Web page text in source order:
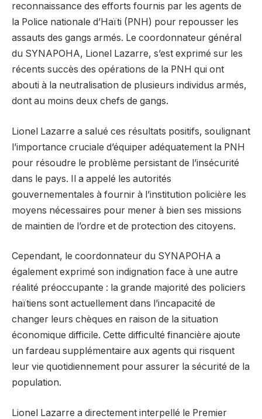
reconnaissance des efforts fournis par les agents de
la Police nationale d’Haïti (PNH) pour repousser les
assauts des gangs armés. Le coordonnateur général
du SYNAPOHA, Lionel Lazarre, s’est exprimé sur les
récents succès des opérations de la PNH qui ont
abouti à la neutralisation de plusieurs individus armés,
dont au moins deux chefs de gangs.
Lionel Lazarre a salué ces résultats positifs, soulignant
l’importance cruciale d’équiper adéquatement la PNH
pour résoudre le problème persistant de l’insécurité
dans le pays. Il a appelé les autorités
gouvernementales à fournir à l’institution policière les
moyens nécessaires pour mener à bien ses missions
de maintien de l’ordre et de protection des citoyens.
Cependant, le coordonnateur du SYNAPOHA a
également exprimé son indignation face à une autre
réalité préoccupante : la grande majorité des policiers
haïtiens sont actuellement dans l’incapacité de
changer leurs chèques en raison de la situation
économique difficile. Cette difficulté financière ajoute
un fardeau supplémentaire aux agents qui risquent
leur vie quotidiennement pour assurer la sécurité de la
population.
Lionel Lazarre a directement interpellé le Premier